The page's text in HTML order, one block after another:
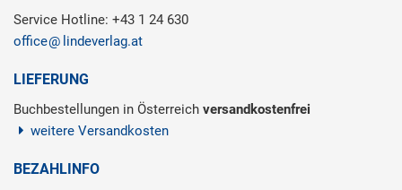
Service Hotline: +43 1 24 630
office
lindeverlag.at
LIEFERUNG
Buchbestellungen in Österreich versandkostenfrei
weitere Versandkosten
BEZAHLINFO